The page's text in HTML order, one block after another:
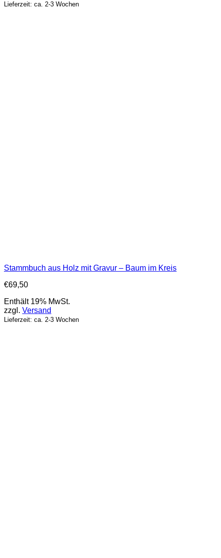
Lieferzeit: ca. 2-3 Wochen
Stammbuch aus Holz mit Gravur – Baum im Kreis
€69,50
Enthält 19% MwSt.
zzgl. Versand
Lieferzeit: ca. 2-3 Wochen